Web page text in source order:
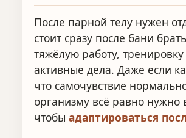
После парной телу нужен
стоит сразу после бани
тяжёлую работу,
активные дела. Даже если
что самочувствие
организму всё равно нужно
чтобыадаптироваться